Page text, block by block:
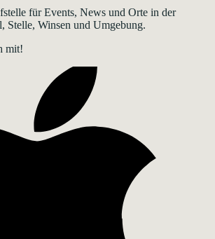
für Events, News und Orte in der
Stelle, Winsen und Umgebung.
mit!